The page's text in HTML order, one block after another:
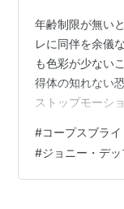
年齢制限が無い
レに同伴を余儀
も色彩が少ない
得体の知れない
ストップモーシ
る要因となって
さを盛り込むか
ることが出来る
#コープスブライ
#ジョニー・デ